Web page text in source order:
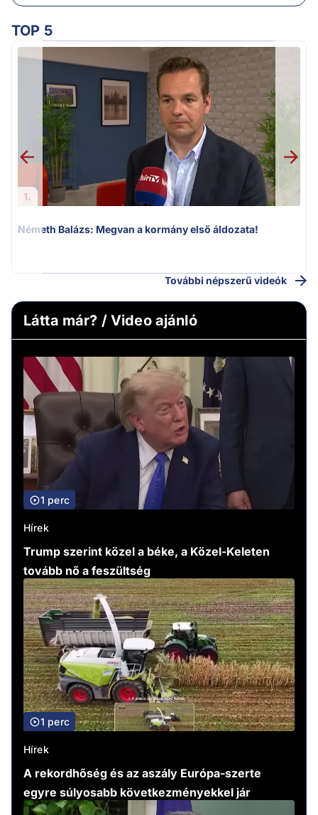
TOP 5
1.
Németh Balázs: Megvan a kormány első áldozata!
További népszerű videók
Látta már? / Video ajánló
1 perc
Hírek
Trump szerint közel a béke, a Közel-Keleten
tovább nő a feszültség
1 perc
Hírek
A rekordhőség és az aszály Európa-szerte
egyre súlyosabb következményekkel jár